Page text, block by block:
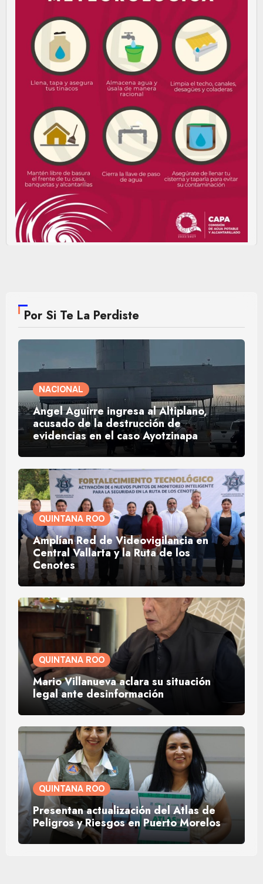
Por Si Te La Perdiste
NACIONAL
Ángel Aguirre ingresa al Altiplano,
acusado de la destrucción de
evidencias en el caso Ayotzinapa
QUINTANA ROO
Amplían Red de Videovigilancia en
Central Vallarta y la Ruta de los
Cenotes
QUINTANA ROO
Mario Villanueva aclara su situación
legal ante desinformación
QUINTANA ROO
Presentan actualización del Atlas de
Peligros y Riesgos en Puerto Morelos